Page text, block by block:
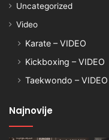
Uncategorized
Video
Karate – VIDEO
Kickboxing – VIDEO
Taekwondo – VIDEO
Najnovije